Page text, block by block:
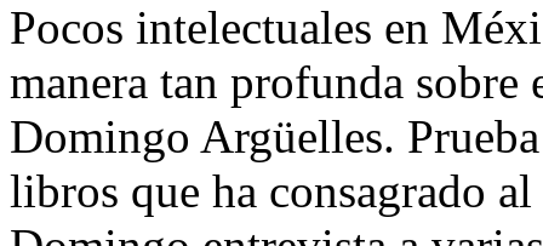
Pocos intelectuales en
manera tan profunda sobre
Domingo Argüelles.
libros que ha consagrado